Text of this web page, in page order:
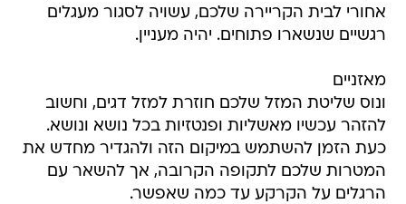
אחורי לבית הקריירה שלכם, עשויה לסגור מעגלים
רגשיים שנשארו פתוחים. יהיה מעניין.
מאזניים
ונוס שליטת המזל שלכם חוזרת למזל דגים, וחשוב
להזהר עכשיו מאשליות ופנטזיות בכל נושא ונושא.
כעת הזמן להשתמש במיקום הזה ולהגדיר מחדש את
המטרות שלכם לתקופה הקרובה, אך להשאר עם
הרגלים על הקרקע עד כמה שאפשר.